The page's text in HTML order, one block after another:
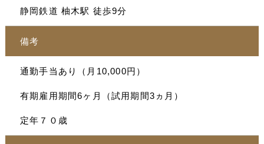
静岡鉄道 柚木駅 徒歩9分
備考
通勤手当あり（月10,000円）
有期雇用期間6ヶ月（試用期間3ヵ月）
定年７０歳